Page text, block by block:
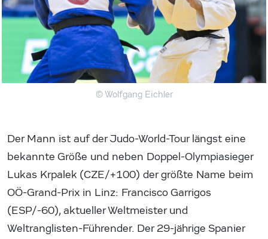
© Wolfgang Eichler
Der Mann ist auf der Judo-World-Tour längst eine
bekannte Größe und neben Doppel-Olympiasieger
Lukas Krpalek (CZE/+100) der größte Name beim
OÖ-Grand-Prix in Linz: Francisco Garrigos
(ESP/-60), aktueller Weltmeister und
Weltranglisten-Führender. Der 29-jährige Spanier